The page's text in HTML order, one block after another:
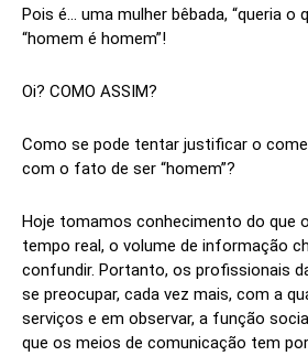
Pois é… uma mulher bêbada, “queria o
“homem é homem”!
Oi? COMO ASSIM?
Como se pode tentar justificar o
com o fato de ser “homem”?
Hoje tomamos conhecimento do que
tempo real, o volume de informação
confundir. Portanto, os profissionais
se preocupar, cada vez mais, com a
serviços e em observar, a função
que os meios de comunicação tem